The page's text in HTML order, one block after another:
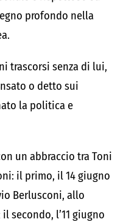
profondo nella
trascorsi senza di lui,
o detto sui
la politica e
un abbraccio tra Toni
il primo, il 14 giugno
Berlusconi, allo
secondo, l’11 giugno